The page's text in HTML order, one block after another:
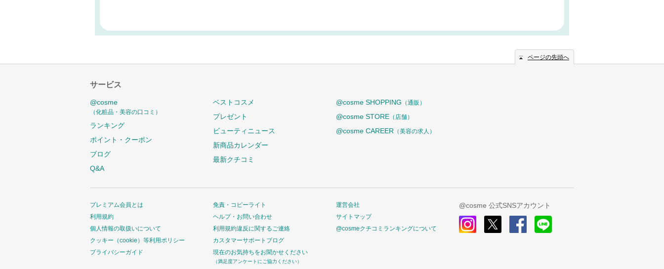
ページの先頭へ
サービス
@cosme
（化粧品・美容の口コミ）
ランキング
ポイント・クーポン
ブログ
Q&A
ベストコスメ
プレゼント
ビューティニュース
新商品カレンダー
最新クチコミ
@cosme SHOPPING （通販）
@cosme STORE （店舗）
@cosme CAREER （美容の求人）
プレミアム会員とは
利用規約
個人情報の取扱いについて
クッキー（cookie）等利用ポリシー
プライバシーガイド
免責・コピーライト
ヘルプ・お問い合わせ
利用規約違反に関するご連絡
カスタマーサポートブログ
現在のお気持ちをお聞かせください
（満足度アンケートにご協力ください）
運営会社
サイトマップ
@cosmeクチコミランキングについて
@cosme 公式SNSアカウント